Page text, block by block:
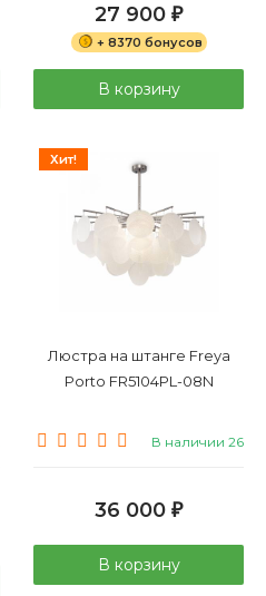
27 900 ₽
+ 8370 бонусов
В корзину
Хит!
Люстра на штанге Freya
Porto FR5104PL-08N
В наличии 26
36 000 ₽
В корзину